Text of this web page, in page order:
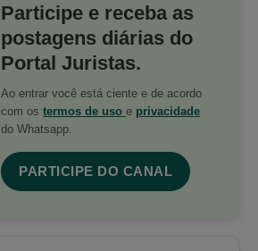
Participe e receba as
postagens diárias do
Portal Juristas.
Ao entrar você está ciente e de acordo
com os termos de uso e privacidade
do Whatsapp.
PARTICIPE DO CANAL